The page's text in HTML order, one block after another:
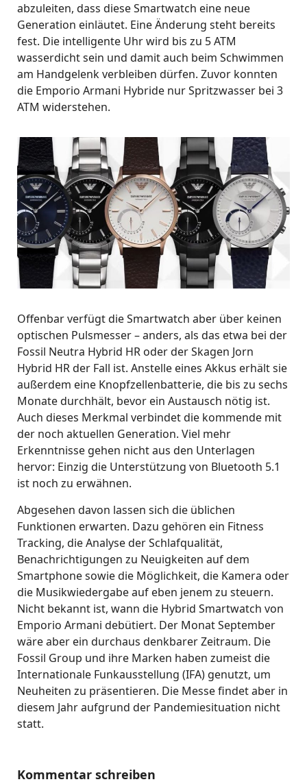
abzuleiten, dass diese Smartwatch eine neue
Generation einläutet. Eine Änderung steht bereits
fest. Die intelligente Uhr wird bis zu 5 ATM
wasserdicht sein und damit auch beim Schwimmen
am Handgelenk verbleiben dürfen. Zuvor konnten
die Emporio Armani Hybride nur Spritzwasser bei 3
ATM widerstehen.
Offenbar verfügt die Smartwatch aber über keinen
optischen Pulsmesser – anders, als das etwa bei der
Fossil Neutra Hybrid HR oder der Skagen Jorn
Hybrid HR der Fall ist. Anstelle eines Akkus erhält sie
außerdem eine Knopfzellenbatterie, die bis zu sechs
Monate durchhält, bevor ein Austausch nötig ist.
Auch dieses Merkmal verbindet die kommende mit
der noch aktuellen Generation. Viel mehr
Erkenntnisse gehen nicht aus den Unterlagen
hervor: Einzig die Unterstützung von Bluetooth 5.1
ist noch zu erwähnen.
Abgesehen davon lassen sich die üblichen
Funktionen erwarten. Dazu gehören ein Fitness
Tracking, die Analyse der Schlafqualität,
Benachrichtigungen zu Neuigkeiten auf dem
Smartphone sowie die Möglichkeit, die Kamera oder
die Musikwiedergabe auf eben jenem zu steuern.
Nicht bekannt ist, wann die Hybrid Smartwatch von
Emporio Armani debütiert. Der Monat September
wäre aber ein durchaus denkbarer Zeitraum. Die
Fossil Group und ihre Marken haben zumeist die
Internationale Funkausstellung (IFA) genutzt, um
Neuheiten zu präsentieren. Die Messe findet aber in
diesem Jahr aufgrund der Pandemiesituation nicht
statt.
Kommentar schreiben